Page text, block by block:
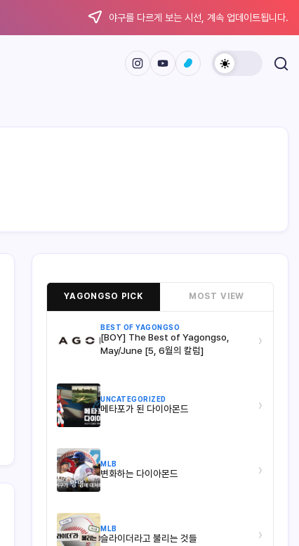
야구를 다르게 보는 시선, 계속 업데이트됩니다.
YAGONGSO PICK MOST VIEW
BEST OF YAGONGSO
[BOY] The Best of Yagongso,
May/June [5, 6월의 칼럼]
›
UNCATEGORIZED
메타포가 된 다이아몬드 ›
MLB
변화하는 다이아몬드 ›
MLB
슬라이더라고 불리는 것들 ›